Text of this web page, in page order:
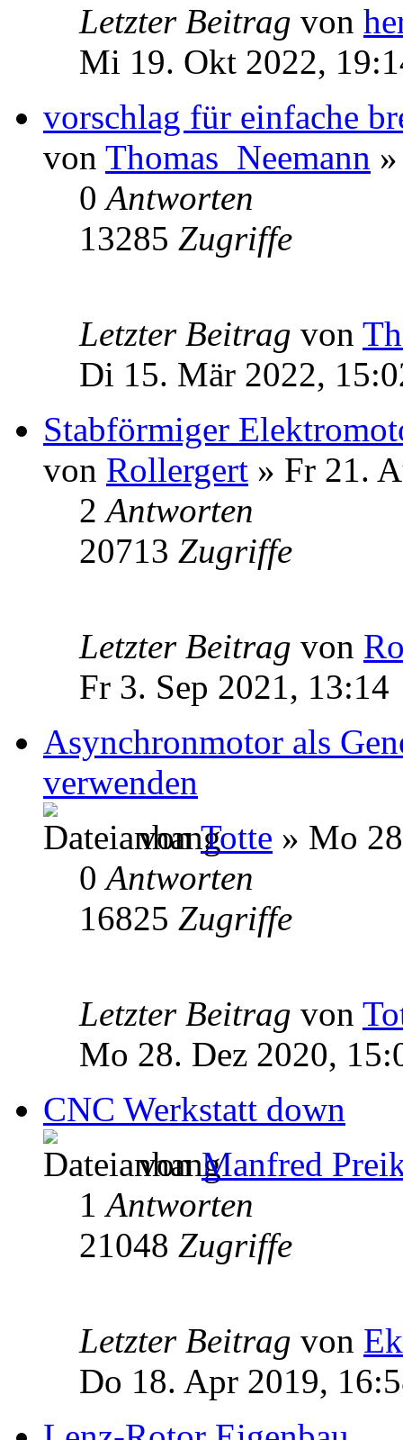
Letzter Beitrag von
Mi 19. Okt 2022,
vorschlag für einfache
von Thomas_Neemann
0Antworten
13285 Zugriffe
Letzter Beitrag von
Di 15. Mär 2022,
Stabförmiger
von Rollergert » Fr 21.
2Antworten
20713 Zugriffe
Letzter Beitrag von
Fr 3. Sep 2021, 13:14
Asynchronmotor als
verwenden
vonTotte » Mo
0Antworten
16825 Zugriffe
Letzter Beitrag von
Mo 28. Dez 2020,
CNC Werkstatt down
vonManfred
1Antworten
21048 Zugriffe
Letzter Beitrag von
Do 18. Apr 2019,